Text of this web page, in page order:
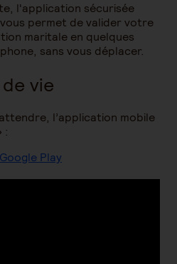
l'application sécurisée
permet de valider votre
maritale en quelques
sans vous déplacer.
vie
l’application mobile
:
Play